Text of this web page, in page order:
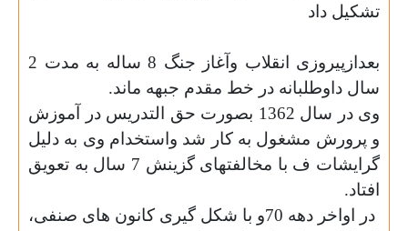
تشکیل داد
بعدازپیروزی انقلاب وآغاز جنگ 8 ساله به مدت 2
سال داوطلبانه در خط مقدم جبهه ماند.
وی در سال 1362 بصورت حق التدریس در آموزش
و پرورش مشغول به کار شد واستخدام وی به دلیل
گرایشات ف با مخالفتهای گزینش 7 سال به تعویق
افتاد.
در اواخر دهه 70و با شکل گیری کانون های صنفی،